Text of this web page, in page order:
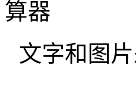
算器
文字和图